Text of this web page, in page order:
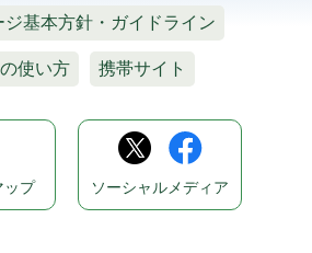
ジ基本方針・ガイドライン
使い方 携帯サイト
ップ ソーシャルメディア